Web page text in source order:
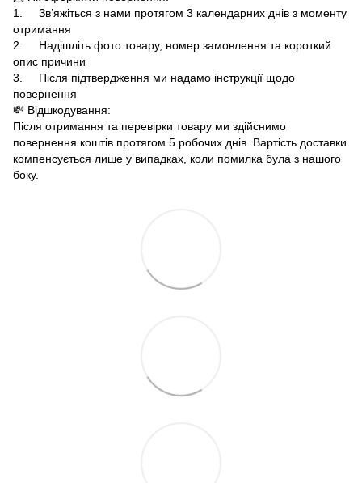
1. Зв’яжіться з нами протягом 3 календарних днів з моменту
отримання
2. Надішліть фото товару, номер замовлення та короткий
опис причини
3. Після підтвердження ми надамо інструкції щодо
повернення
💸 Відшкодування:
Після отримання та перевірки товару ми здійснимо
повернення коштів протягом 5 робочих днів. Вартість доставки
компенсується лише у випадках, коли помилка була з нашого
боку.